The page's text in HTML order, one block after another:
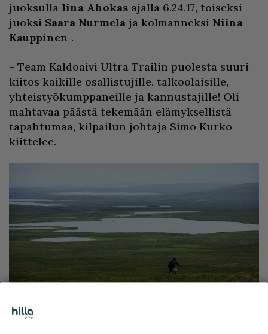
juoksulla Iina Ahokas ajalla 6.24.17, toiseksi
juoksi Saara Nurmela ja kolmanneksi Niina
Kauppinen .
– Team Kaldoaivi Ultra Trailin puolesta suuri
kiitos kaikille osallistujille, talkoolaisille,
yhteistyökumppaneille ja kannustajille! Oli
mahtavaa päästä tekemään elämyksellistä
tapahtumaa, kilpailun johtaja Simo Kurko
kiittelee.